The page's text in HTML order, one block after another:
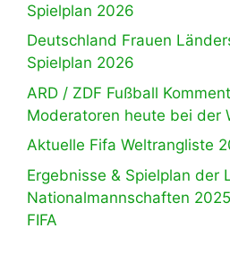
Spielplan 2026
Deutschland Frauen
Spielplan 2026
ARD / ZDF Fußball
Moderatoren heute bei der
Aktuelle Fifa Weltrangliste
Ergebnisse & Spielplan der
Nationalmannschaften
FIFA